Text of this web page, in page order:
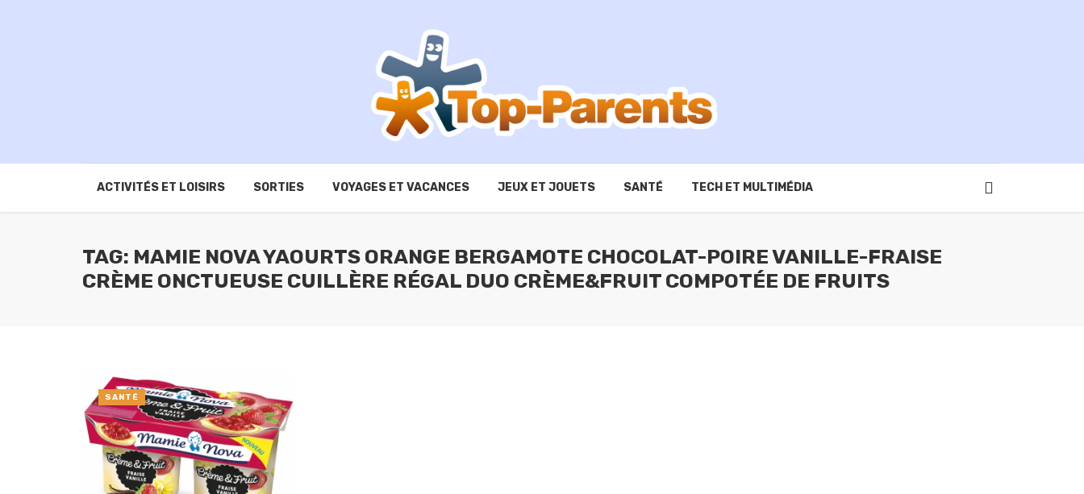
ACTIVITÉS ET LOISIRS SORTIES VOYAGES ET VACANCES JEUX ET JOUETS SANTÉ TECH ET MULTIMÉDIA
TAG: MAMIE NOVA YAOURTS ORANGE BERGAMOTE CHOCOLAT-POIRE VANILLE-FRAISE
CRÈME ONCTUEUSE CUILLÈRE RÉGAL DUO CRÈME&FRUIT COMPOTÉE DE FRUITS
SANTÉ